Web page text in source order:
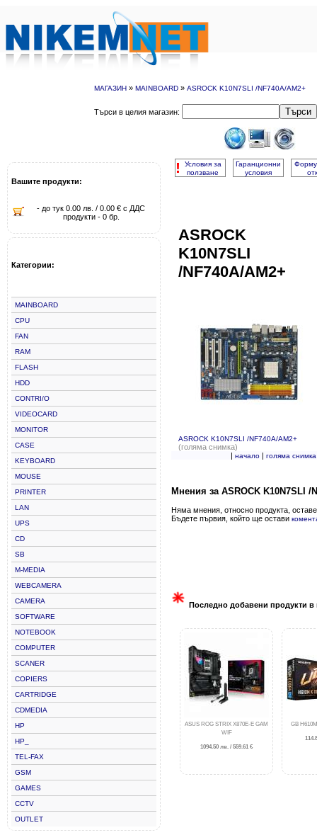
МАГАЗИН » MAINBOARD » ASROCK K10N7SLI /NF740A/AM2+
Търси в целия магазин: Търси
Вашите продукти:
- до тук 0.00 лв. / 0.00 € с ДДС
продукти - 0 бр.
Категории:
MAINBOARD
CPU
FAN
RAM
FLASH
HDD
CONTRI/O
VIDEOCARD
MONITOR
CASE
KEYBOARD
MOUSE
PRINTER
LAN
UPS
CD
SB
M-MEDIA
WEBCAMERA
CAMERA
SOFTWARE
NOTEBOOK
COMPUTER
SCANER
COPIERS
CARTRIDGE
CDMEDIA
HP
HP_
TEL-FAX
GSM
GAMES
CCTV
OUTLET
!
Условия за
ползване
Гаранционни
условия
ASROCK
K10N7SLI
/NF740A/AM2+
ASROCK K10N7SLI /NF740A/AM2+
(голяма снимка)
| начало| голяма снимка
Мнения за ASROCK K10N7SLI /
Няма мнения, относно продукта,
Бъдете първия, който ще остави
Последно добавени продукти в
ASUS ROG STRIX X870E-E GAM
WIF
1094.50 лв. / 559.61 €
GB